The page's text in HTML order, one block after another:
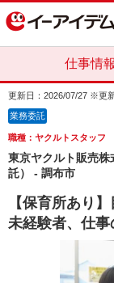
仕事情報
更新日：2026/07/27 ※更
業務委託
職種：ヤクルトスタッフ
東京ヤクルト販売
託） - 調布市
【保育所あり
未経験者、仕事